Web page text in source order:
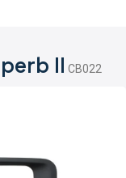
II CB022